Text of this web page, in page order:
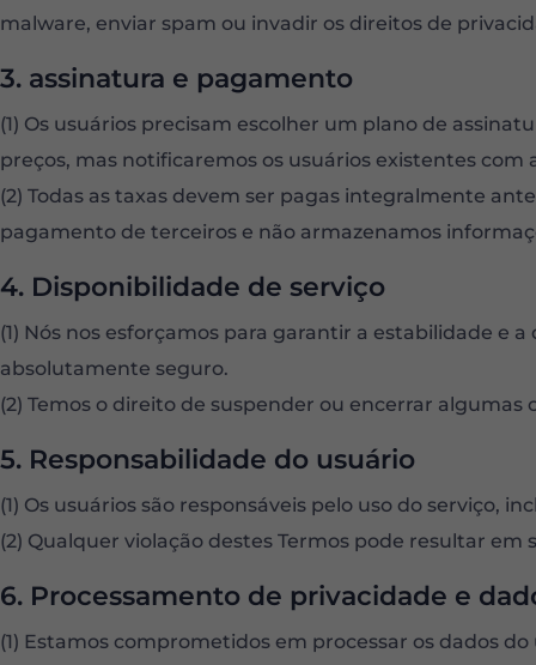
malware, enviar spam ou invadir os direitos de
3. assinatura e pagamento
(1) Os usuários precisam escolher um plano de
preços, mas notificaremos os usuários existentes com
(2) Todas as taxas devem ser pagas integralmente
pagamento de terceiros e não armazenamos
4. Disponibilidade de serviço
(1) Nós nos esforçamos para garantir a estabilidade e
absolutamente seguro.
(2) Temos o direito de suspender ou encerrar
5. Responsabilidade do usuário
(1) Os usuários são responsáveis ​​pelo uso do serviço,
(2) Qualquer violação destes Termos pode resultar em
6. Processamento de privacidade e
(1) Estamos comprometidos em processar os dados